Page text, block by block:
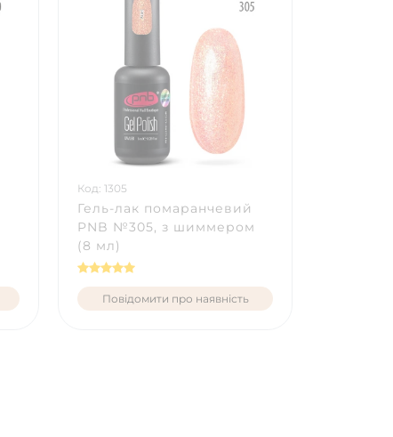
Код: 1305
Гель-лак помаранчевий
PNB №305, з шиммером
(8 мл)
Повідомити про наявність